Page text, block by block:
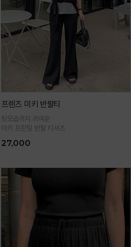
프렌즈 미키 반팔티
뒷모습까지 귀여운
미키 프린팅 반팔 티셔츠
27,000